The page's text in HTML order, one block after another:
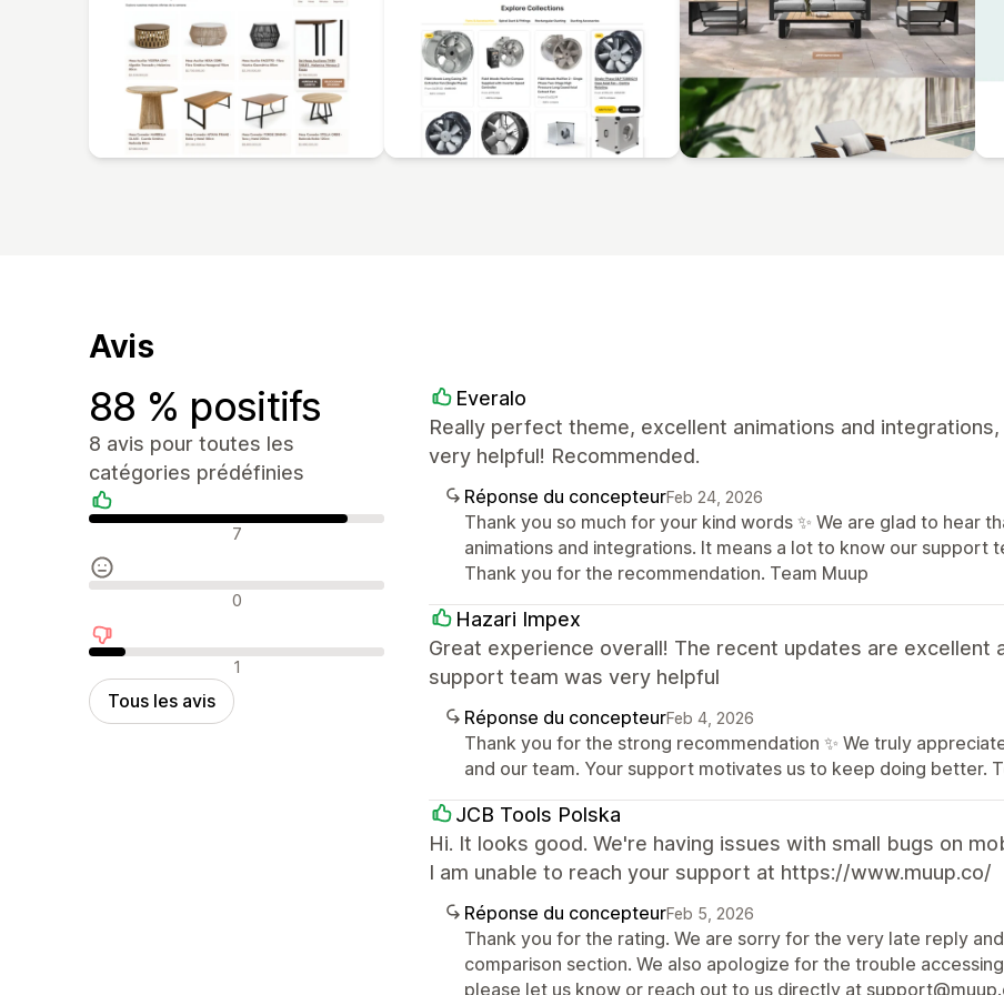
Avis
88 % positifs
8 avis pour toutes les
catégories prédéfinies
Avis positifs 7
Avis neutres 0
Avis négatifs 1
Tous les avis
Everalo
Really perfect theme, excellent animations and
very helpful! Recommended.
Réponse du concepteurFeb 24, 2026
Thank you so much for your kind words ✨ We are glad to hear
animations and integrations. It means a lot to know our support
Thank you for the recommendation. Team Muup
Hazari Impex
Great experience overall! The recent updates are excellent
support team was very helpful
Réponse du concepteurFeb 4, 2026
Thank you for the strong recommendation ✨ We truly
and our team. Your support motivates us to keep doing better.
JCB Tools Polska
Hi. It looks good. We're having issues with small bugs on
I am unable to reach your support at https://www.muup.co/
Réponse du concepteurFeb 5, 2026
Thank you for the rating. We are sorry for the very late reply
comparison section. We also apologize for the trouble
please let us know or reach out to us directly at